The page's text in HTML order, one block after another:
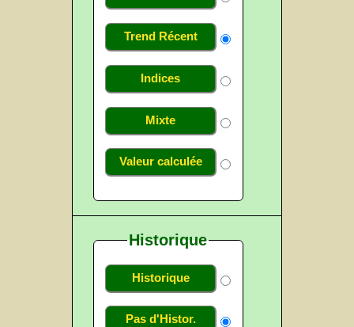
Trend Récent
Indices
Mixte
Valeur calculée
Historique
Historique
Pas d'Histor.